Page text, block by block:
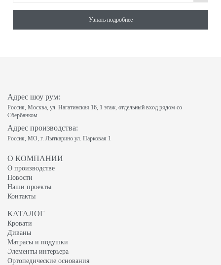
Узнать подробнее
Адрес шоу рум:
Россия, Москва, ул. Нагатинская 16, 1 этаж, отдельный вход рядом со
Сбербанком.
Адрес производства:
Россия, МО, г. Лыткарино ул. Парковая 1
О КОМПАНИИ
О производстве
Новости
Наши проекты
Контакты
КАТАЛОГ
Кровати
Диваны
Матрасы и подушки
Элементы интерьера
Ортопедические основания